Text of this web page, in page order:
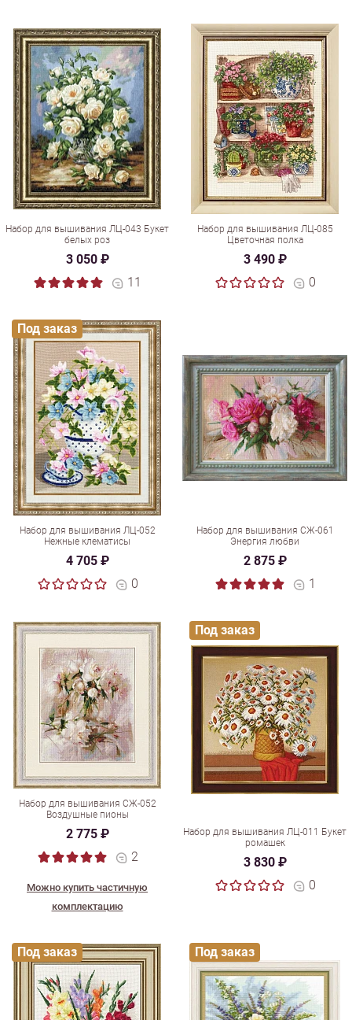
Набор для вышивания ЛЦ-043 Букет
белых роз
3 050 ₽
11
Набор для вышивания ЛЦ-085
Цветочная полка
3 490 ₽
0
Набор для вышивания ЛЦ-052
Нежные клематисы
4 705 ₽
0
Под заказ
Набор для вышивания СЖ-061
Энергия любви
2 875 ₽
1
Набор для вышивания СЖ-052
Воздушные пионы
2 775 ₽
2
Можно купить частичную
комплектацию
Набор для вышивания ЛЦ-011 Букет
ромашек
3 830 ₽
0
Под заказ
Под заказ Под заказ